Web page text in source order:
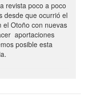
revista poco a poco
desde que ocurrió el
el Otoño con nuevas
aportaciones
posible esta